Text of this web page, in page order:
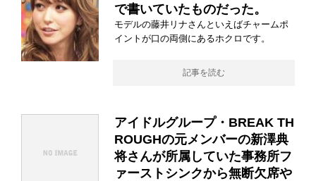
で書いていたものだった。
モデルの藤井リナさんといえばチャームポ
イントが口の両側にあるホクロです。
記事を読む
アイドルグループ・BREAK TH
ROUGHの元メンバーの新澤典
将さんが所属していた事務所フ
ァーストシンクから無断欠席や